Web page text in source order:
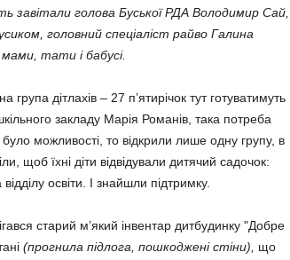
завітали голова Буської РДА Володимир Сай,
головний спеціаліст райво Галина
тати і бабусі.
дітлахів – 27 п’ятирічок тут готуватимуть
закладу Марія Романів, така потреба
можливості, то відкрили лише одну групу, в
щоб їхні діти відвідували дитячий садочок:
освіти. І знайшли підтримку.
старий м’який інвентар дитбудинку "Добре
(прогнила підлога, пошкоджені стіни), що